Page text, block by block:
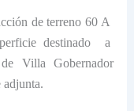
de terreno60 A
destinado
a
de Villa Gobernador
adjunta.